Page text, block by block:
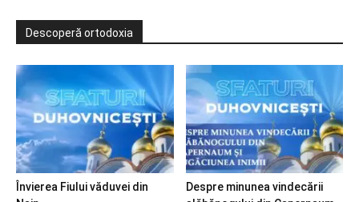
Descoperă ortodoxia
Învierea Fiului văduvei din
Despre minunea vindecării